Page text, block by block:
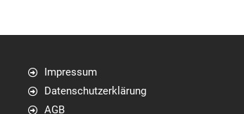
Impressum
Datenschutzerklärung
AGB